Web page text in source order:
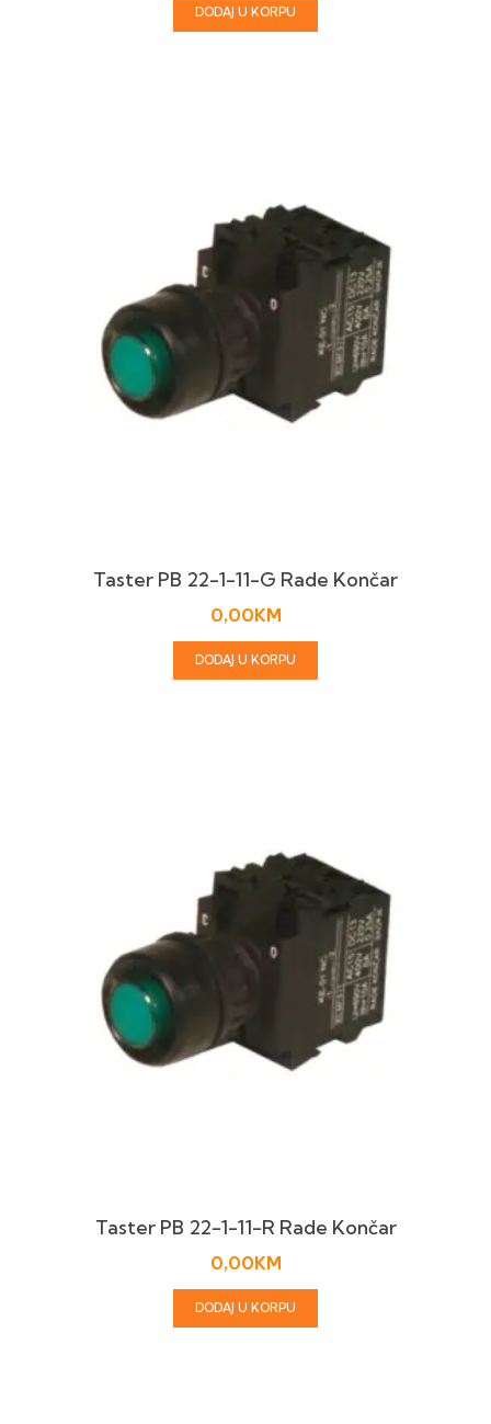
DODAJ U KORPU
Taster PB 22-1-11-G Rade Končar
0,00KM
DODAJ U KORPU
Taster PB 22-1-11-R Rade Končar
0,00KM
DODAJ U KORPU